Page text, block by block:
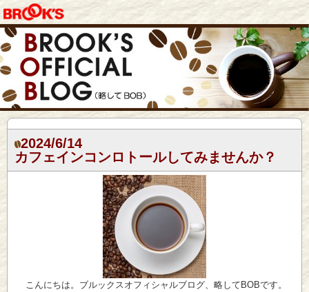
2024/6/14
カフェインコンロトールしてみませんか？
こんにちは。ブルックスオフィシャルブログ、略してBOBです。